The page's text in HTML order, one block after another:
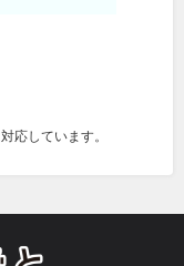
応しています。